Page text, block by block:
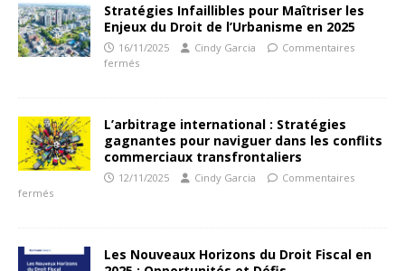
Stratégies Infaillibles pour Maîtriser les
Enjeux du Droit de l’Urbanisme en 2025
16/11/2025 Cindy Garcia
Commentaires
fermés
L’arbitrage international : Stratégies
gagnantes pour naviguer dans les conflits
commerciaux transfrontaliers
12/11/2025 Cindy Garcia
Commentaires
fermés
Les Nouveaux Horizons du Droit Fiscal en